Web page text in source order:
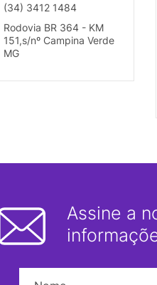
(34) 3412 1484
Rodovia BR 364 - KM
151,s/nº Campina Verde
MG
Assine a